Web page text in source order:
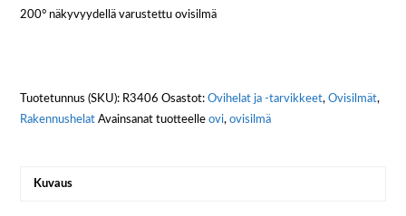
200° näkyvyydellä varustettu ovisilmä
Tuotetunnus (SKU): R3406 Osastot:Ovihelat ja -tarvikkeet,Ovisilmät,
Rakennushelat Avainsanat tuotteelleovi,ovisilmä
Kuvaus